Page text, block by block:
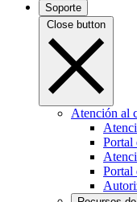
Soporte
Close button
Atención al
Portal
Portal